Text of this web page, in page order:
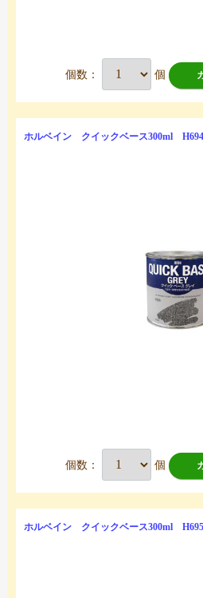
個数： 個
ホルベイン クイックベース300ml
個数： 個
ホルベイン クイックベース300ml